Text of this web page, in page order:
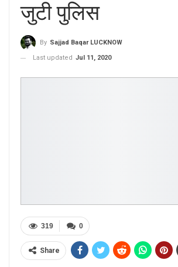
जुटी पुलिस
By Sajjad Baqar LUCKNOW
Last updated Jul 11, 2020
0
319
Share